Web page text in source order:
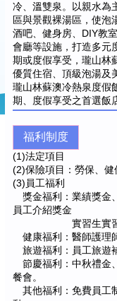
冷、溫雙泉。以親水為
區與景觀裸湯區，使泡
酒吧、健身房、DIY教
會廳等設施，打造多元
期或度假享受，瓏山林
優質住宿、頂級泡湯及
瓏山林蘇澳冷熱泉度假
期、度假享受之首選飯
福利制度
(1)法定項目
(2)保險項目：勞保、
(3)員工福利
獎金福利：業績獎金
員工介紹獎金
實習生實習津
健康福利：醫師護理
旅遊福利：員工旅遊
節慶福利：中秋禮金
餐會。
其他福利：免費員工